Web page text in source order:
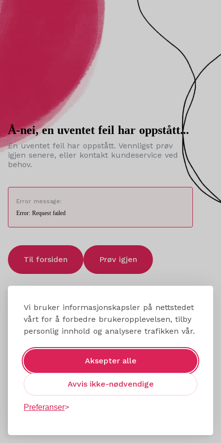
Vi bruker informasjonskapsler på nettstedet
vårt for å forbedre brukeropplevelsen, tilby
personlig innhold og analysere trafikken vår.
Aksepter alle
Avvis ikke-nødvendige
Preferanser
Å-nei, en uventet feil har oppstått...
En uventet feil har oppstått. Vennligst prøv
igjen senere, eller kontakt kundeservice ved
behov.
Error message:
Error: Request failed
Til forsiden Prøv igjen